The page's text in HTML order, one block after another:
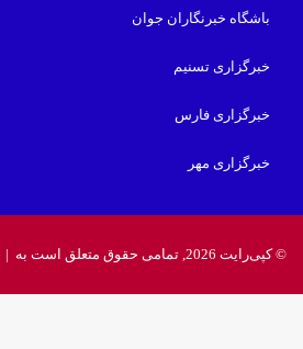
باشگاه خبرنگاران جوان
خبرگزاری تسنیم
خبرگزاری فارس
خبرگزاری مهر
© کپی‌رایت 2026, تمامی حقوق متعلق است به |